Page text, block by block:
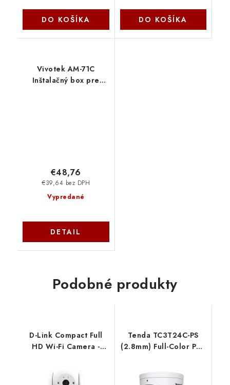
DO KOŠÍKA DO KOŠÍKA
Vivotek AM-71C
Inštalačný box pre
Vypredané
€39,64 bez DPH
€48,76
DETAIL
Podobné produkty
D-Link Compact Full
HD Wi-Fi Camera -
Tenda TC3T24C-PS
(2.8mm) Full-Color PoE
osoby, vozidla, zvuku,